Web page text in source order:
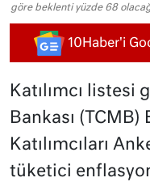
göre beklenti yüzde 68
10Haber'i
Katılımcı listesi
Bankası (TCMB)
Katılımcıları
tüketici